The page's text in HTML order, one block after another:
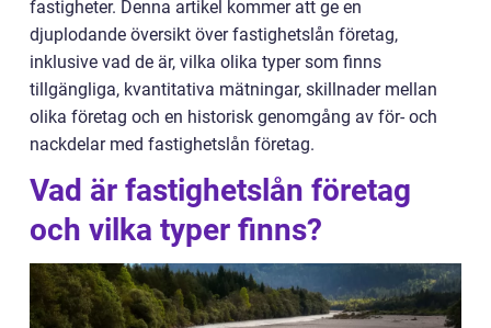
fastigheter. Denna artikel kommer att ge en
djuplodande översikt över fastighetslån företag,
inklusive vad de är, vilka olika typer som finns
tillgängliga, kvantitativa mätningar, skillnader mellan
olika företag och en historisk genomgång av för- och
nackdelar med fastighetslån företag.
Vad är fastighetslån företag
och vilka typer finns?